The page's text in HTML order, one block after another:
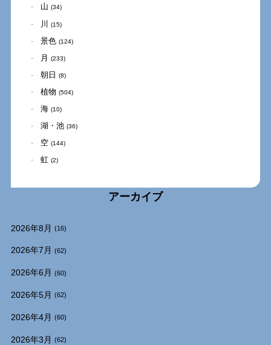
山 (34)
川 (15)
景色 (124)
月 (233)
朝日 (8)
植物 (504)
海 (10)
湖・池 (36)
空 (144)
虹 (2)
アーカイブ
2026年8月 (16)
2026年7月 (62)
2026年6月 (60)
2026年5月 (62)
2026年4月 (60)
2026年3月 (62)